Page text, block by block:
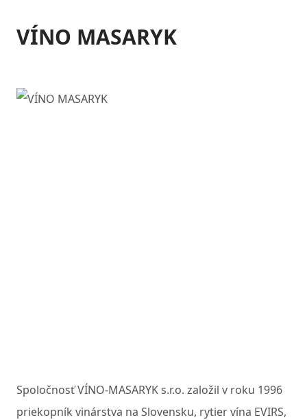
VÍNO MASARYK
Spoločnosť VÍNO-MASARYK s.r.o. založil v roku 1996
priekopník vinárstva na Slovensku, rytier vína EVIRS,